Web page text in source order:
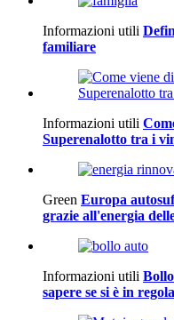
Informazioni utili
familiare
Informazioni utili
Superenalotto tra i
Green Europa
grazie all'energia
Informazioni utili
sapere se si è in regola